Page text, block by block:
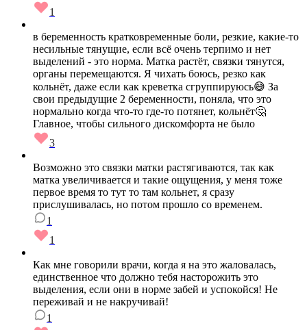
1
в беременность кратковременные боли, резкие, какие-то
несильные тянущие, если всё очень терпимо и нет
выделений - это норма. Матка растёт, связки тянутся,
органы перемещаются. Я чихать боюсь, резко как
кольнёт, даже если как креветка сгруппируюсь😅 За
свои предыдущие 2 беременности, поняла, что это
нормально когда что-то где-то потянет, кольнёт🤔
Главное, чтобы сильного дискомфорта не было
3
Возможно это связки матки растягиваются, так как
матка увеличивается и такие ощущения, у меня тоже
первое время то тут то там кольнет, я сразу
прислушивалась, но потом прошло со временем.
1
1
Как мне говорили врачи, когда я на это жаловалась,
единственное что должно тебя насторожить это
выделения, если они в норме забей и успокойся! Не
переживай и не накручивай!
1